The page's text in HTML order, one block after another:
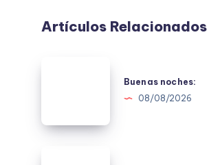
Artículos Relacionados
Buenas noches:
08/08/2026